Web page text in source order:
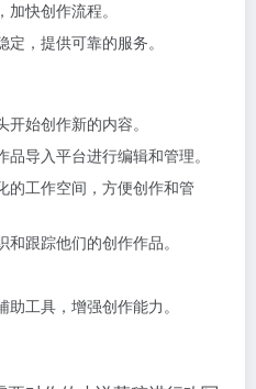
加快创作流程。
定，提供可靠的服务。
开始创作新的内容。
品导入平台进行编辑和管理。
的工作空间，方便创作和管
和跟踪他们的创作作品。
助工具，增强创作能力。